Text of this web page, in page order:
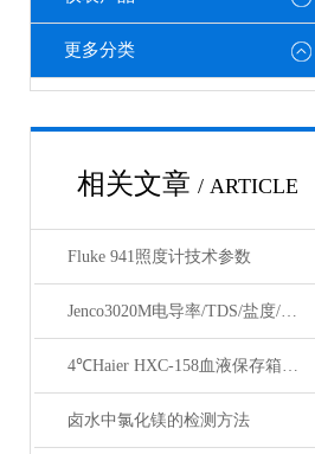
更多分类
相关文章 / ARTICLE
Fluke 941照度计技术参数
Jenco3020M电导率/TDS/盐度/温度测量仪
4℃Haier HXC-158血液保存箱技术参数
卤水中氯化镁的检测方法